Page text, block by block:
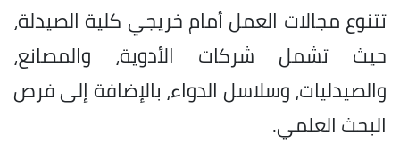
تتنوع مجالات العمل أمام خريجي كلية الصيدلة،
حيث تشمل شركات الأدوية، والمصانع،
والصيدليات، وسلاسل الدواء، بالإضافة إلى فرص
البحث العلمي.